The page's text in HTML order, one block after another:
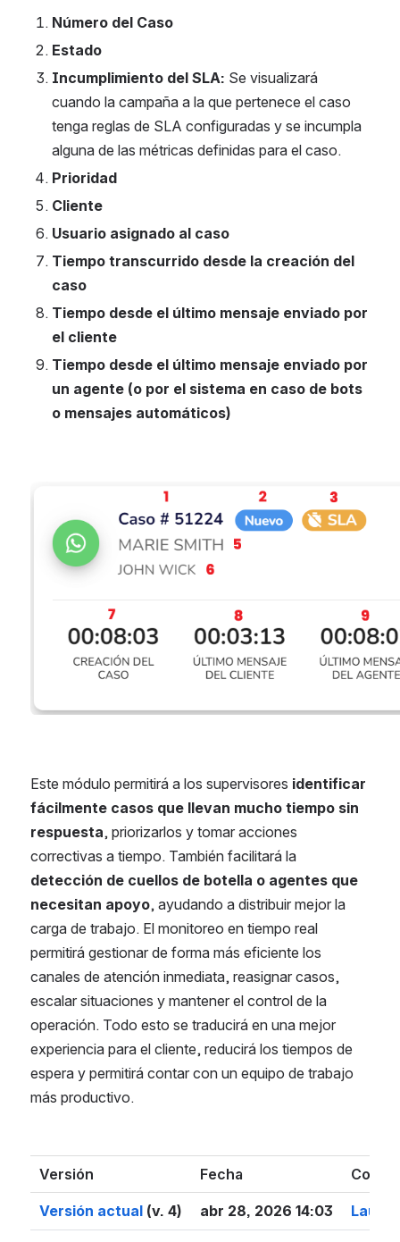
Número del Caso
Estado
Incumplimiento del SLA: Se visualizará
cuando la campaña a la que pertenece el caso
tenga reglas de SLA configuradas y se incumpla
alguna de las métricas definidas para el caso.
Prioridad
Cliente
Usuario asignado al caso
Tiempo transcurrido desde la creación del
caso
Tiempo desde el último mensaje enviado por
el cliente
Tiempo desde el último mensaje enviado por
un agente (o por el sistema en caso de bots
o mensajes automáticos)
Este módulo permitirá a los supervisores identificar
fácilmente casos que llevan mucho tiempo sin
respuesta, priorizarlos y tomar acciones
detección de cuellos de botella o agentes que
necesitan apoyo, ayudando a distribuir mejor la
carga de trabajo. El monitoreo en tiempo real
permitirá gestionar de forma más eficiente los
canales de atención inmediata, reasignar casos,
escalar situaciones y mantener el control de la
operación. Todo esto se traducirá en una mejor
experiencia para el cliente, reducirá los tiempos de
espera y permitirá contar con un equipo de trabajo
más productivo.
Versión Fecha
Versión actual (v. 4) abr 28, 2026 14:03 Laura